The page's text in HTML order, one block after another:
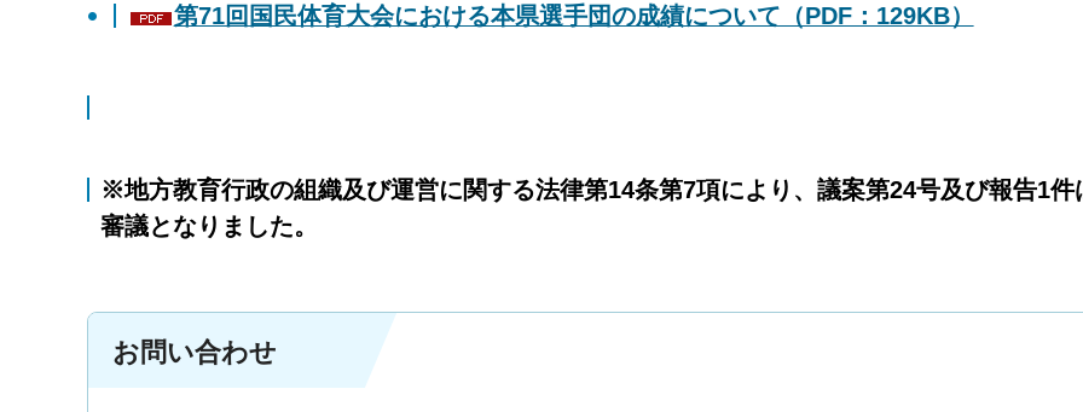
第71回国民体育大会における本県選手団の成績について（PDF：129KB）
※地方教育行政の組織及び運営に関する法律第14条第7項により、議案第24号及び報告1件
審議となりました。
お問い合わせ